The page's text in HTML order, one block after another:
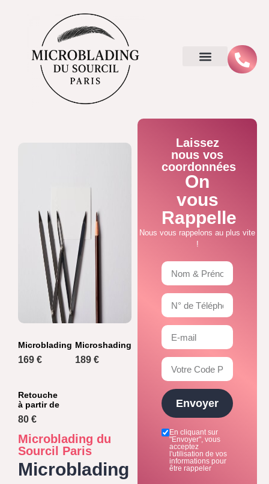
Microblading
169 €
Microshading
189 €
Retouche
à partir de
80 €
Microblading du
Sourcil Paris
Microblading
Laissez
nous vos
coordonnées
On
vous
Rappelle
Nous vous rappelons au plus vite
!
En cliquant sur
"Envoyer", vous
acceptez
l'utilisation de vos
informations pour
être rappeler
Envoyer